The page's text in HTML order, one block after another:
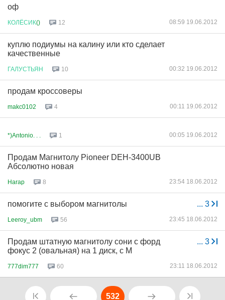
оф
КОЛЁСИК() 12 08:59 19.06.2012
куплю подиумы на калину или кто сделает
качественные
ГАЛУСТЬЯН 10 00:32 19.06.2012
продам кроссоверы
makc0102 4 00:11 19.06.2012
*)Antonio. . . 1 00:05 19.06.2012
Продам Магнитолу Pioneer DEH-3400UB
Абсолютно новая
Harap 8 23:54 18.06.2012
... 3
помогите с выбором магнитолы
Leeroy_ubm 56 23:45 18.06.2012
... 3
Продам штатную магнитолу сони с форд
фокус 2 (овальная) на 1 диск, с М
777dim777 60 23:11 18.06.2012
532